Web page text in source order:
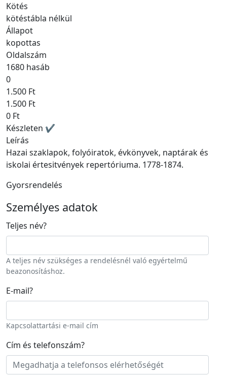
Kötés
kötéstábla nélkül
Állapot
kopottas
Oldalszám
1680 hasáb
0
1.500 Ft
1.500 Ft
0 Ft
Készleten ✔
Leírás
Hazai szaklapok, folyóiratok, évkönyvek, naptárak és
iskolai értesitvények repertóriuma. 1778-1874.
Gyorsrendelés
Személyes adatok
Teljes név?
A teljes név szükséges a rendelésnél való egyértelmű
beazonosításhoz.
E-mail?
Kapcsolattartási e-mail cím
Cím és telefonszám?